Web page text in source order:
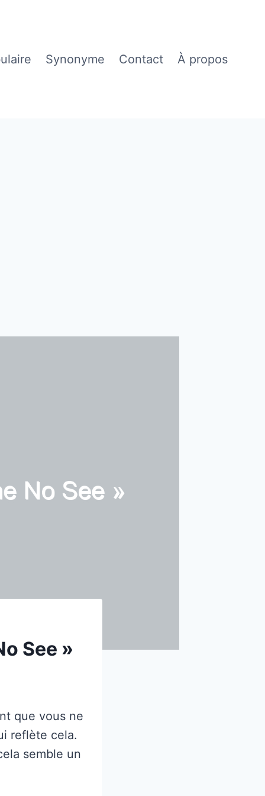
Synonyme Contact À propos
See »
que vous ne
reflète cela.
semble un